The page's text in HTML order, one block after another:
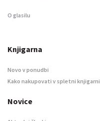
O glasilu
Knjigarna
Novo v ponudbi
Kako nakupovati v spletni knjigarni
Novice